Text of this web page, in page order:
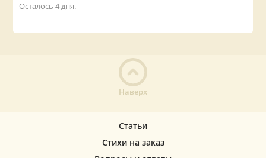
Осталось 4 дня.
Наверх
Статьи
Стихи на заказ